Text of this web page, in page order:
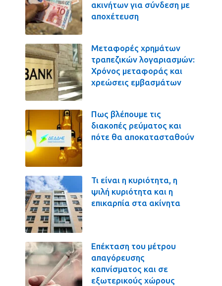
ακινήτων για σύνδεση με
αποχέτευση
Μεταφορές χρημάτων
τραπεζικών λογαριασμών:
Χρόνος μεταφοράς και
χρεώσεις εμβασμάτων
Πως βλέπουμε τις
διακοπές ρεύματος και
πότε θα αποκατασταθούν
Τι είναι η κυριότητα, η
ψιλή κυριότητα και η
επικαρπία στα ακίνητα
Επέκταση του μέτρου
απαγόρευσης
καπνίσματος και σε
εξωτερικούς χώρους